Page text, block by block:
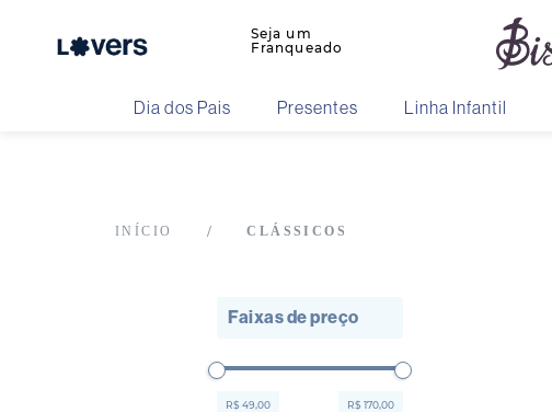
Seja um
Franqueado
Dia dos Pais Presentes Linha Infantil
CLÁSSICOS
Faixas de preço
R$ 49,00 R$ 170,00